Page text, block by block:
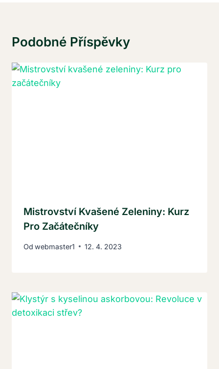
Podobné Příspěvky
Mistrovství Kvašené Zeleniny: Kurz
Pro Začátečníky
Od webmaster1 12. 4. 2023